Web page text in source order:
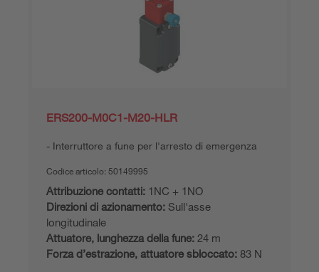
ERS200-M0C1-M20-HLR
Interruttore a fune per l'arresto di emergenza
Codice articolo: 50149995
Attribuzione contatti: 1NC + 1NO
Direzioni di azionamento: Sull'asse
longitudinale
Attuatore, lunghezza della fune: 24 m
Forza d’estrazione, attuatore sbloccato: 83 N